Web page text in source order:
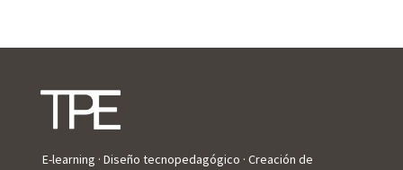
E-learning · Diseño tecnopedagógico · Creación de